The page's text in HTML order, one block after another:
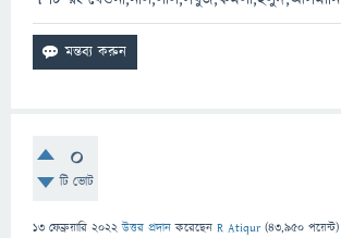
0
টি ভোট
13 ফেব্রুয়ারি 2022 উত্তর প্রদান করেছেন R Atiqur (43,950 পয়েন্ট)